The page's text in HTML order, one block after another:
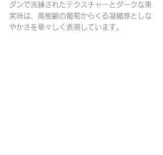
ダンで洗練されたテクスチャーとダークな果
実味は、高樹齢の葡萄からくる凝縮感としな
やかさを華々しく表現しています。